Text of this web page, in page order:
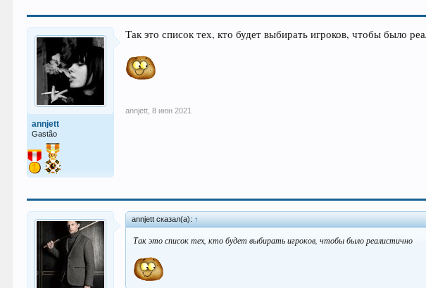
annjett
Gastão
Так это список тех, кто будет выбирать игроков, чтобы было
annjett 8 июн 2021
annjett сказал(а): ↑
Так это список тех, кто будет выбирать игроков, чтобы было реалистично